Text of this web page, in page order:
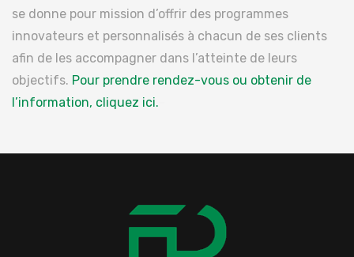
se donne pour mission d’offrir des programmes
innovateurs et personnalisés à chacun de ses clients
afin de les accompagner dans l’atteinte de leurs
objectifs. Pour prendre rendez-vous ou obtenir de
l’information, cliquez ici.